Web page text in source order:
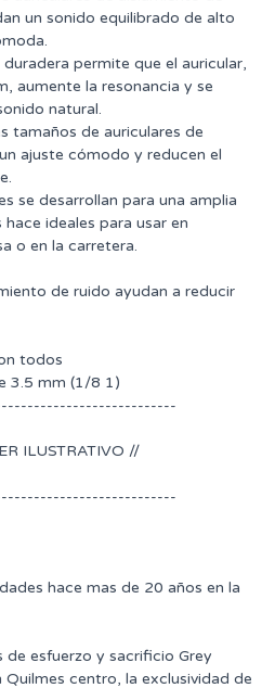
un sonido equilibrado de alto
permite que el auricular,
aumente la resonancia y se
natural.
tamaños de auriculares de
ajuste cómodo y reducen el
se desarrollan para una amplia
ideales para usar en
o en la carretera.
de ruido ayudan a reducir
todos
3.5 mm (1/8 1)
ILUSTRATIVO //
hace mas de 20 años en la
esfuerzo y sacrificio Grey
centro, la exclusividad de